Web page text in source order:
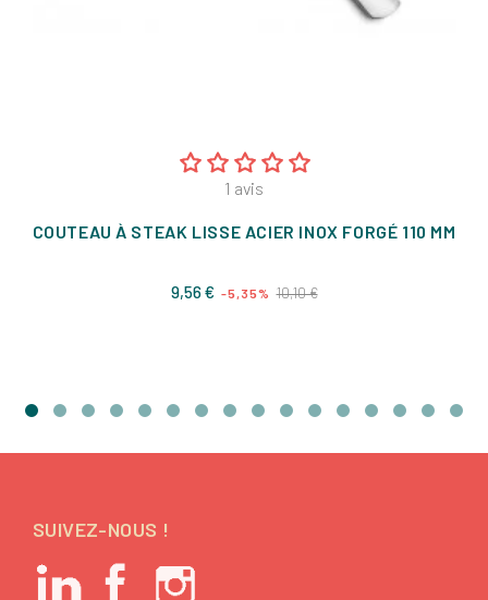
1 avis
COUTEAU À STEAK LISSE ACIER INOX FORGÉ 110 MM
9,56 € Prix
-5,35% 10,10 €Prix
SUIVEZ-NOUS !